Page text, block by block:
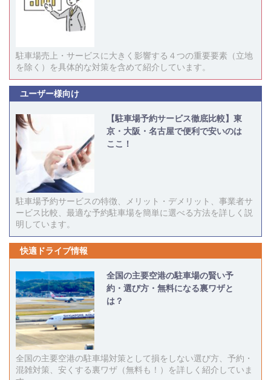
駐車場売上・サービスに大きく影響する４つの重要要素（立地
を除く）を具体的な対策を含めて紹介しています。
ユーザー様向け
【駐車場予約サービス徹底比較】東
京・大阪・名古屋で便利で安いのは
ここ！
駐車場予約サービスの特徴、メリット・デメリット、事業者サ
ービス比較、最適な予約駐車場を簡単に選べる方法を詳しく説
明しています。
快適ドライブ情報
全国の主要空港の駐車場の賢い予
約・選び方・無料になる裏ワザと
は？
全国の主要空港の駐車場対策として損をしない選び方、予約・
混雑対策、安くする裏ワザ（無料も！）を詳しく紹介していま